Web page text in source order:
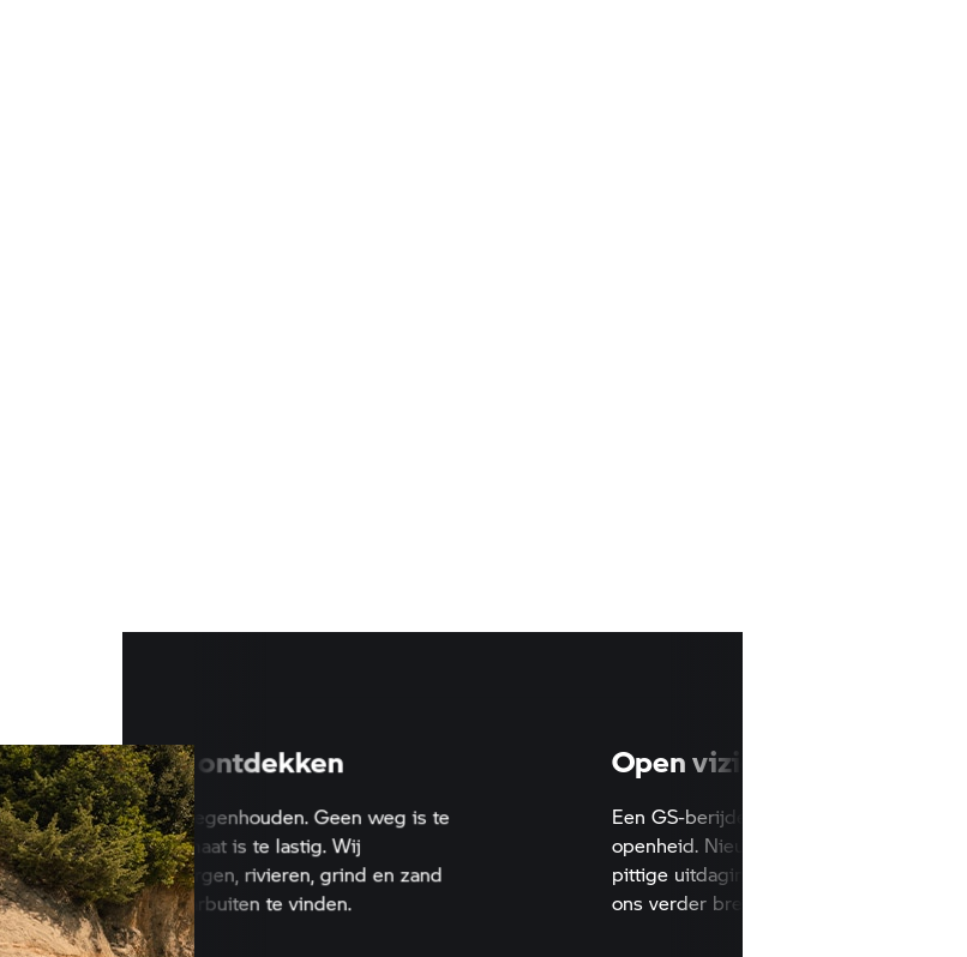
Zin om te ontdekken
Niets kan ons tegenhouden. Geen weg is te
lang. Geen klimaat is te lastig. Wij
overwinnen bergen, rivieren, grind en zand
om onszelf daarbuiten te vinden.
Open vizier op de
Een GS-berijder wordt
openheid. Nieuwe landen, andere
pittige uitdagingen. Het is deze
ons verder brengt.